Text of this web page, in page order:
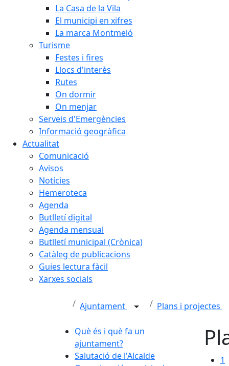
La Casa de la Vila
El municipi en xifres
La marca Montmeló
Turisme
Festes i fires
Llocs d'interès
Rutes
On dormir
On menjar
Serveis d'Emergències
Informació geogràfica
Actualitat
Comunicació
Avisos
Notícies
Hemeroteca
Agenda
Butlletí digital
Agenda mensual
Butlletí municipal (Crònica)
Catàleg de publicacions
Guies lectura fàcil
Xarxes socials
Ajuntament Plans i projectes
Què és i què fa un
ajuntament?
Salutació de l'Alcalde
1